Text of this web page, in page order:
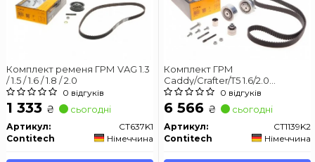
Комплект ременя ГРМ VAG 1.3
/ 1.5 / 1.6 / 1.8 / 2.0
0 відгуків
1 333 ₴ сьогодні
Артикул:
CT637K1
Contitech
Німеччина
Комплект ГРМ
Caddy/Crafter/T5 1.6/2.0
TDI/BiTDI 10- CONTITECH
CT1139K2
0 відгуків
6 566 ₴ сьогодні
Артикул:
CT1139K2
Contitech
Німеччина